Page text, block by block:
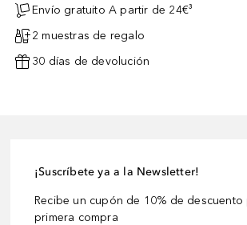
Envío gratuito A partir de 24€³
2 muestras de regalo
30 días de devolución
¡Suscríbete ya a la Newsletter!
Recibe un cupón de 10% de descuento
primera compra